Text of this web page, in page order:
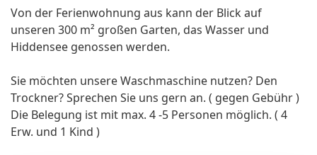
Von der Ferienwohnung aus kann der Blick auf
unseren 300 m² großen Garten, das Wasser und
Hiddensee genossen werden.
Sie möchten unsere Waschmaschine nutzen? Den
Trockner? Sprechen Sie uns gern an. ( gegen Gebühr )
Die Belegung ist mit max. 4 -5 Personen möglich. ( 4
Erw. und 1 Kind )